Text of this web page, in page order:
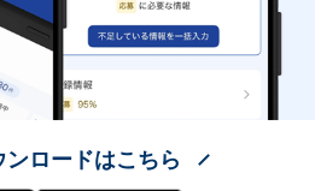
ンロードはこちら